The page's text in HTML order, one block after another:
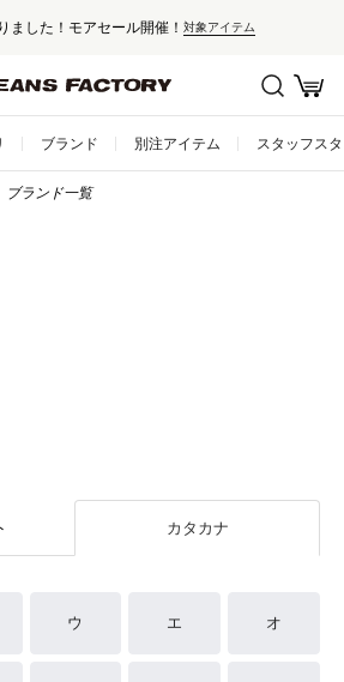
ました！モアセール開催！ 対象アイテム
ブランド 別注アイテム スタッフス
ブランド一覧
カタカナ
ウ エ オ